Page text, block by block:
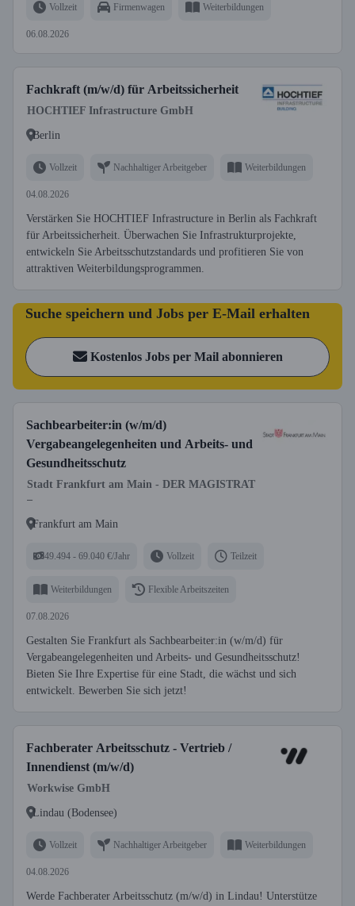
Vollzeit Firmenwagen Weiterbildungen
06.08.2026
Fachkraft (m/w/d) für Arbeitssicherheit
HOCHTIEF Infrastructure GmbH
Berlin
Vollzeit Nachhaltiger Arbeitgeber Weiterbildungen
04.08.2026
Verstärken Sie HOCHTIEF Infrastructure in Berlin als Fachkraft
für Arbeitssicherheit. Überwachen Sie Infrastrukturprojekte,
entwickeln Sie Arbeitsschutzstandards und profitieren Sie von
attraktiven Weiterbildungsprogrammen.
Suche speichern und Jobs per E-Mail erhalten
Kostenlos Jobs per Mail abonnieren
Sachbearbeiter:in (w/m/d)
Vergabeangelegenheiten und Arbeits- und
Gesundheitsschutz
Stadt Frankfurt am Main - DER MAGISTRAT
–
Frankfurt am Main
49.494 - 69.040 €/Jahr Vollzeit Teilzeit
Weiterbildungen Flexible Arbeitszeiten
07.08.2026
Gestalten Sie Frankfurt als Sachbearbeiter:in (w/m/d) für
Vergabeangelegenheiten und Arbeits- und Gesundheitsschutz!
Bieten Sie Ihre Expertise für eine Stadt, die wächst und sich
entwickelt. Bewerben Sie sich jetzt!
Fachberater Arbeitsschutz - Vertrieb /
Innendienst (m/w/d)
Workwise GmbH
Lindau (Bodensee)
Vollzeit Nachhaltiger Arbeitgeber Weiterbildungen
04.08.2026
Werde Fachberater Arbeitsschutz (m/w/d) in Lindau! Unterstütze